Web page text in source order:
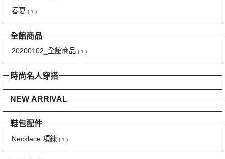
春夏 ( 1 )
全館商品
20200102_全館商品 ( 1 )
時尚名人穿搭
NEW ARRIVAL
鞋包配件
Necklace 項鍊 ( 1 )